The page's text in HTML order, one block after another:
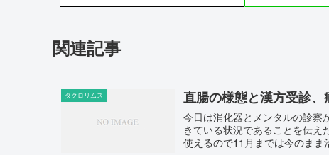
関連記事
タクロリムス 直腸の様態と漢方受診
今日は消化器とメンタルの診察
きている状況であることを伝
使えるので11月までは今のま